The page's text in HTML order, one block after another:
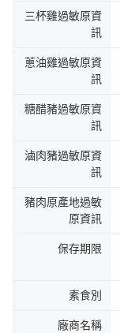
三杯雞過敏原資
訊
蔥油雞過敏原資
訊
糖醋豬過敏原資
訊
滷肉豬過敏原資
訊
豬肉原產地過敏
原資訊
保存期限
素食別
廠商名稱